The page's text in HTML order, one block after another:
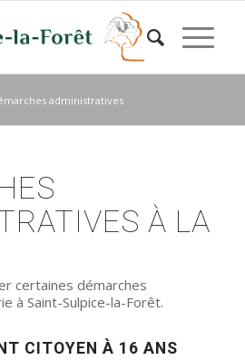
administratives
À LA
certaines démarches
à Saint-Sulpice-la-Forêt.
CITOYEN À 16 ANS